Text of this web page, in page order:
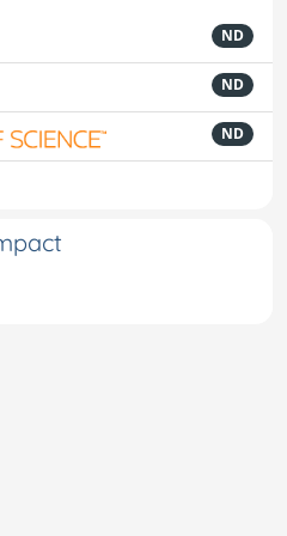
ND
ND
ND